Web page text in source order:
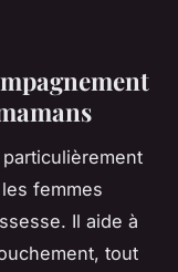
femmes
Il aide à
tout